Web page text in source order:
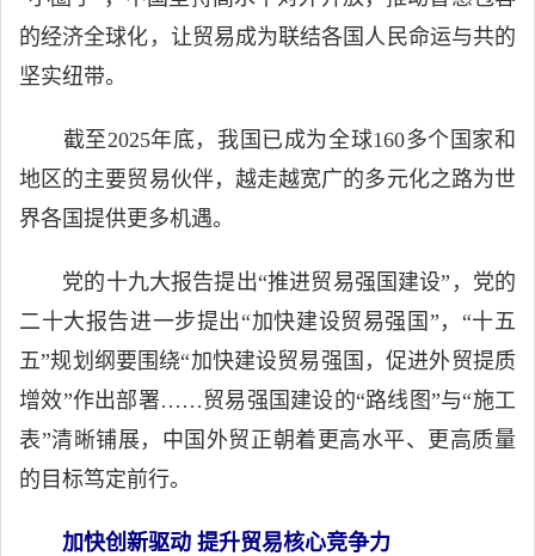
的经济全球化，让贸易成为联结各国人民命运与共的
坚实纽带。
截至2025年底，我国已成为全球160多个国家和
地区的主要贸易伙伴，越走越宽广的多元化之路为世
界各国提供更多机遇。
党的十九大报告提出“推进贸易强国建设”，党的
二十大报告进一步提出“加快建设贸易强国”，“十五
五”规划纲要围绕“加快建设贸易强国，促进外贸提质
增效”作出部署……贸易强国建设的“路线图”与“施工
表”清晰铺展，中国外贸正朝着更高水平、更高质量
的目标笃定前行。
加快创新驱动 提升贸易核心竞争力